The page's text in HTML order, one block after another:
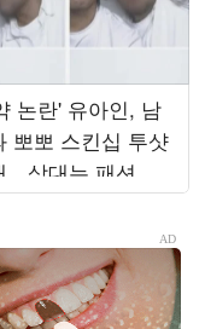
논란' 유아인, 남
뽀뽀 스킨십 투샷
…상대는 패션 브
대표 "사랑할게"